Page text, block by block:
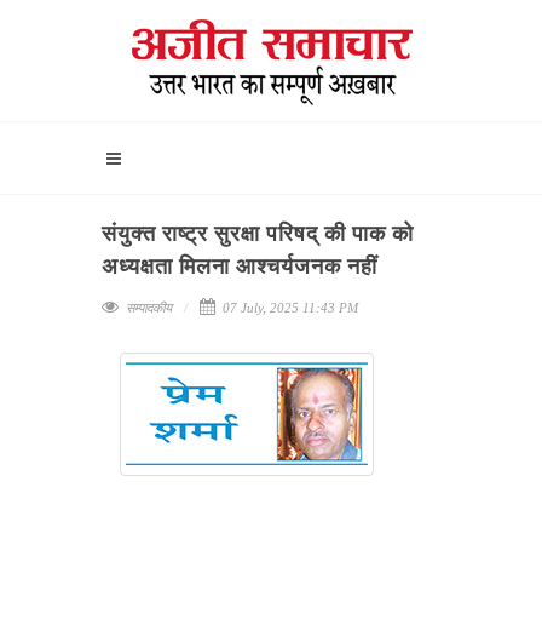
संयुक्त राष्ट्र सुरक्षा परिषद् की पाक को
अध्यक्षता मिलना आश्चर्यजनक नहीं
सम्पादकीय 07 July, 2025 11:43 PM